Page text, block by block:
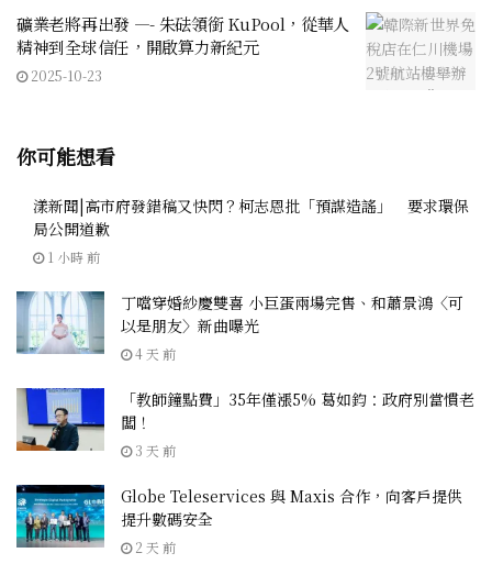
礦業老將再出發 —- 朱砝領銜 KuPool，從華人
精神到全球信任，開啟算力新紀元
2025-10-23
你可能想看
漾新聞|高市府發錯稿又快閃？柯志恩批「預謀造謠」 要求環保
局公開道歉
1 小時 前
丁噹穿婚紗慶雙喜 小巨蛋兩場完售、和蕭景鴻〈可
以是朋友〉新曲曝光
4 天 前
「教師鐘點費」35年僅漲5% 葛如鈞：政府別當慣老
闆！
3 天 前
Globe Teleservices 與 Maxis 合作，向客戶提供
提升數碼安全
2 天 前